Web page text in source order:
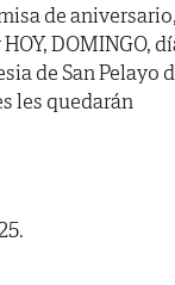
de
DOMINGO,
de San Pelayo
les quedarán